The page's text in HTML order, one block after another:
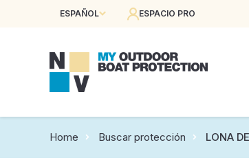
ESPAÑOL ESPACIO PRO
Home Buscar protección LONA